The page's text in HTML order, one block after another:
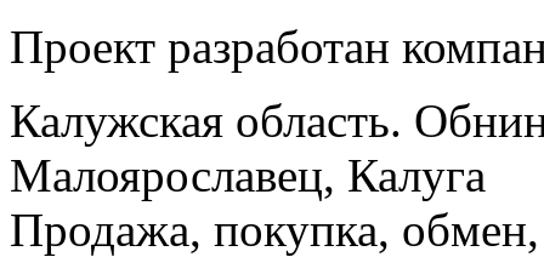
Проект разработан
Калужская область.
Малоярославец, Калуга
Продажа, покупка, обмен,